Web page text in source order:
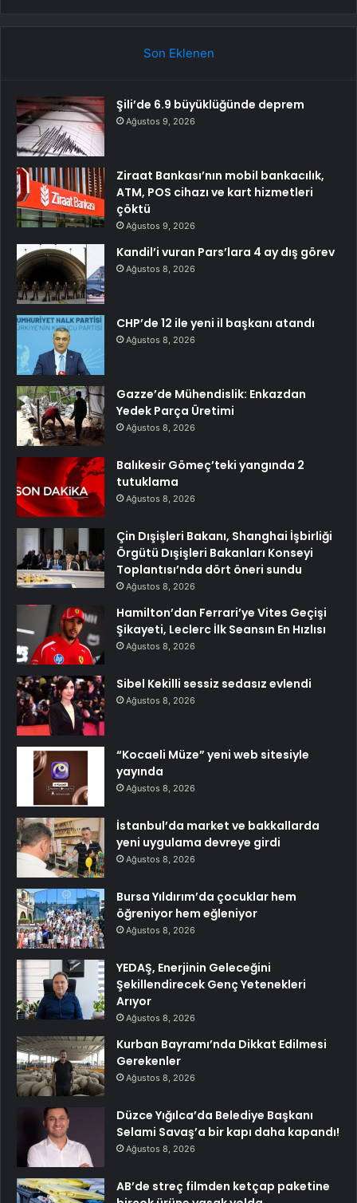
Son Eklenen
Şili’de 6.9 büyüklüğünde deprem
Ağustos 9, 2026
Ziraat Bankası’nın mobil bankacılık,
ATM, POS cihazı ve kart hizmetleri
çöktü
Ağustos 9, 2026
Kandil’i vuran Pars’lara 4 ay dış görev
Ağustos 8, 2026
CHP’de 12 ile yeni il başkanı atandı
Ağustos 8, 2026
Gazze’de Mühendislik: Enkazdan
Yedek Parça Üretimi
Ağustos 8, 2026
Balıkesir Gömeç’teki yangında 2
tutuklama
Ağustos 8, 2026
Çin Dışişleri Bakanı, Shanghai İşbirliği
Örgütü Dışişleri Bakanları Konseyi
Toplantısı’nda dört öneri sundu
Ağustos 8, 2026
Hamilton’dan Ferrari’ye Vites Geçişi
Şikayeti, Leclerc İlk Seansın En Hızlısı
Ağustos 8, 2026
Sibel Kekilli sessiz sedasız evlendi
Ağustos 8, 2026
“Kocaeli Müze” yeni web sitesiyle
yayında
Ağustos 8, 2026
İstanbul’da market ve bakkallarda
yeni uygulama devreye girdi
Ağustos 8, 2026
Bursa Yıldırım’da çocuklar hem
öğreniyor hem eğleniyor
Ağustos 8, 2026
YEDAŞ, Enerjinin Geleceğini
Şekillendirecek Genç Yetenekleri
Arıyor
Ağustos 8, 2026
Kurban Bayramı’nda Dikkat Edilmesi
Gerekenler
Ağustos 8, 2026
Düzce Yığılca’da Belediye Başkanı
Selami Savaş’a bir kapı daha kapandı!
Ağustos 8, 2026
AB’de streç filmden ketçap paketine